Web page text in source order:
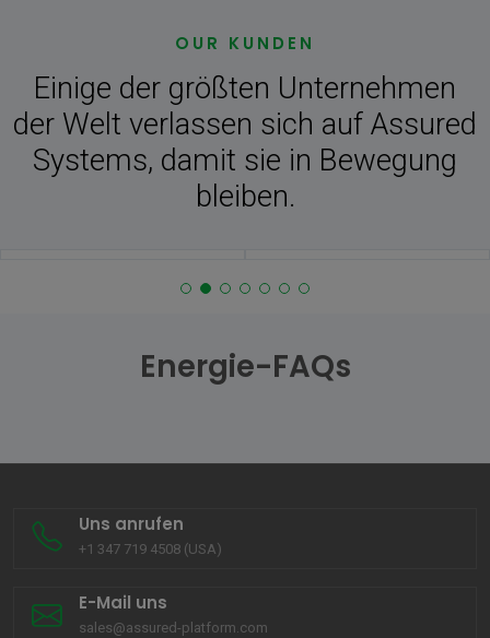
OUR KUNDEN
Einige der größten Unternehmen
der Welt verlassen sich auf Assured
Systems, damit sie in Bewegung
bleiben.
Energie-FAQs
Uns anrufen
+1 347 719 4508 (USA)
E-Mail uns
sales@assured-platform.com